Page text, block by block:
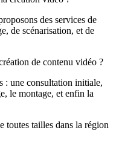
des services de
de scénarisation, et de
de contenu vidéo ?
: une consultation initiale,
le montage, et enfin la
toutes tailles dans la région